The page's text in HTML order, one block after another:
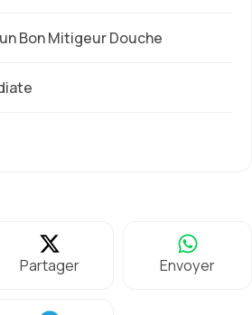
Bon Mitigeur Douche
Partager Envoyer